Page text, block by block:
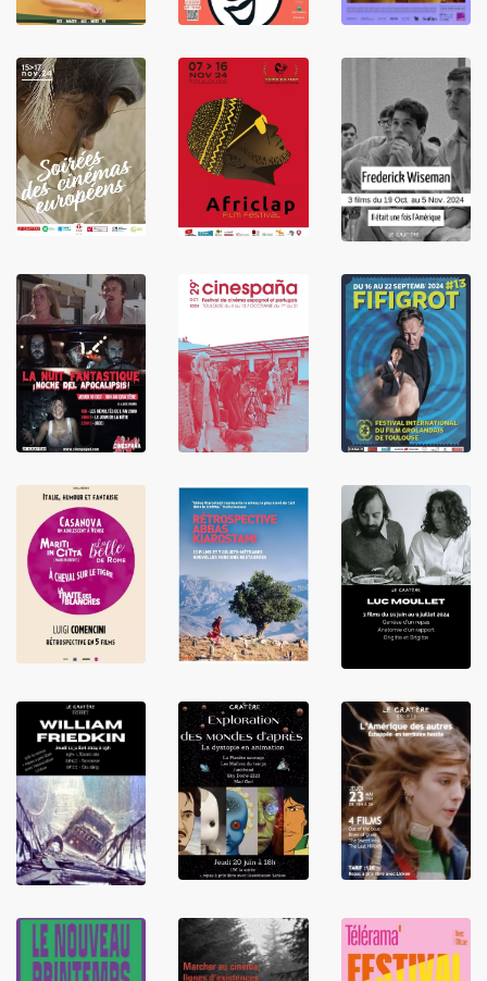
LIRE
LIRE
LIRE
LIRE LIRE LIRE
LIRE LIRE LIRE
LIRE LIRE LIRE